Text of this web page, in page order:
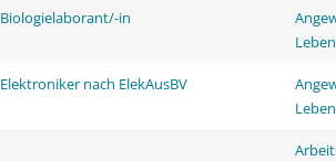
Biologielaborant/-in
Elektroniker nach ElekAusBV